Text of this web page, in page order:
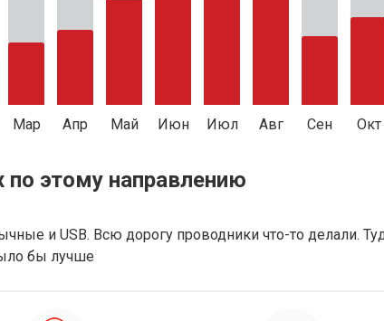
Мар Апр Май Июн Июл Авг Сен Окт
этому направлению
и USB. Всю дорогу проводники что-то делали.
бы лучше